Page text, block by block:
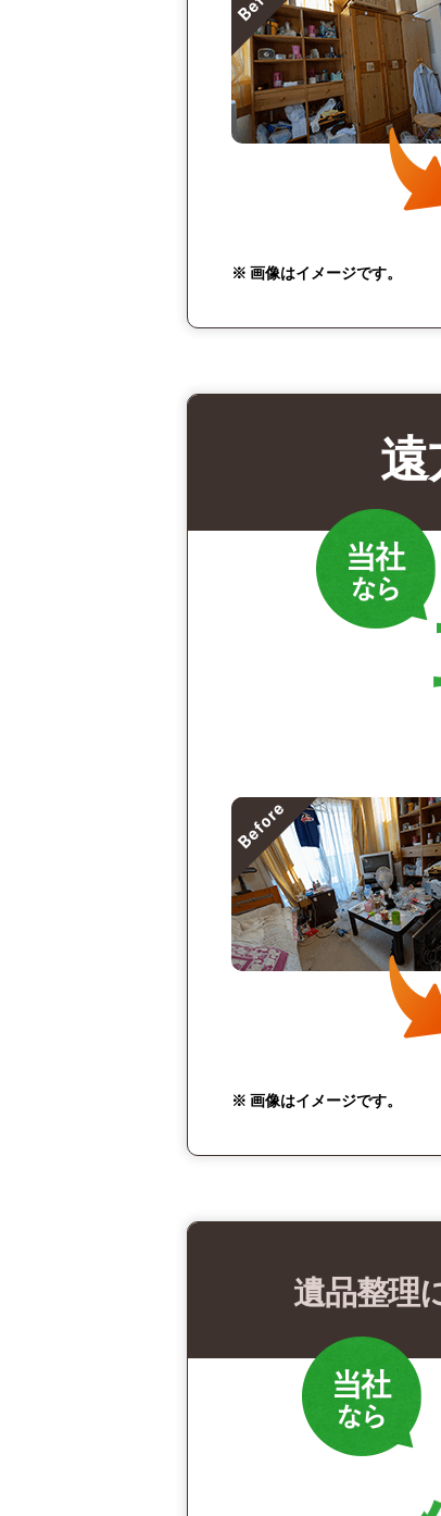
※ 画像はイメージです。
※ 画像はイメージです。
遺品整理